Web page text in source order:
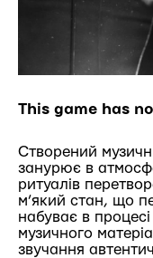
This game has
Створений
занурює в
ритуалів
м’який стан, що
набуває в
музичного
звучання